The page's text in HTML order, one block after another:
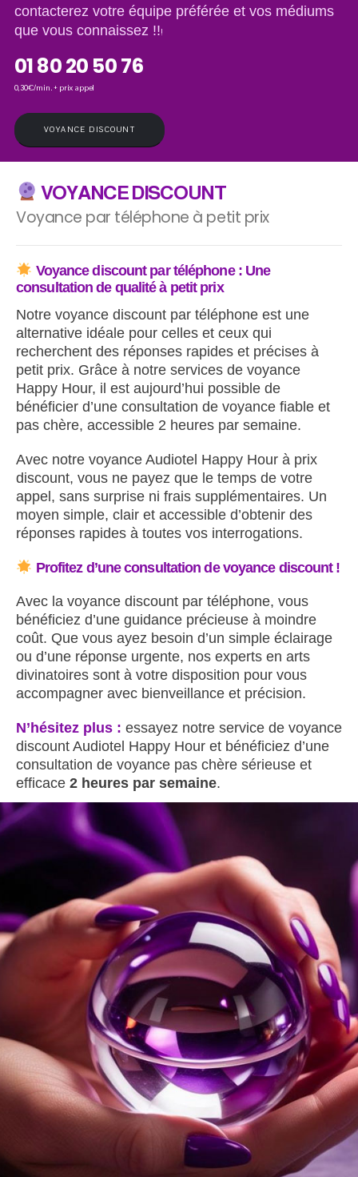
contacterez votre équipe préférée et vos médiums
que vous connaissez !!!
01 80 20 50 76
0,30€/min. + prix appel
VOYANCE DISCOUNT
VOYANCE DISCOUNT
Voyance par téléphone à petit prix
Voyance discountpar téléphone : Une
consultation de qualité à petit prix
Notre voyance discount par téléphone est une
alternative idéale pour celles et ceux qui
recherchent des réponses rapides et précises à
petit prix. Grâce à notre services de voyance
Happy Hour, il est aujourd’hui possible de
bénéficier d’une consultation de voyance fiable et
pas chère, accessible 2 heures par semaine.
Avec notre voyance Audiotel Happy Hour à prix
discount, vous ne payez que le temps de votre
appel, sans surprise ni frais supplémentaires. Un
moyen simple, clair et accessible d’obtenir des
réponses rapides à toutes vos interrogations.
Profitez d’une consultation de voyance discount !
Avec la voyance discount par téléphone, vous
bénéficiez d’une guidance précieuse à moindre
coût. Que vous ayez besoin d’un simple éclairage
ou d’une réponse urgente, nos experts en arts
divinatoires sont à votre disposition pour vous
accompagner avec bienveillance et précision.
N’hésitez plus : essayez notre service de voyance
discount Audiotel Happy Hour et bénéficiez d’une
consultation de voyance pas chère sérieuse et
efficace 2 heures par semaine.